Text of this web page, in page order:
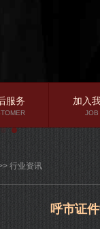
服务 加入
JOB
行业资讯
呼市证